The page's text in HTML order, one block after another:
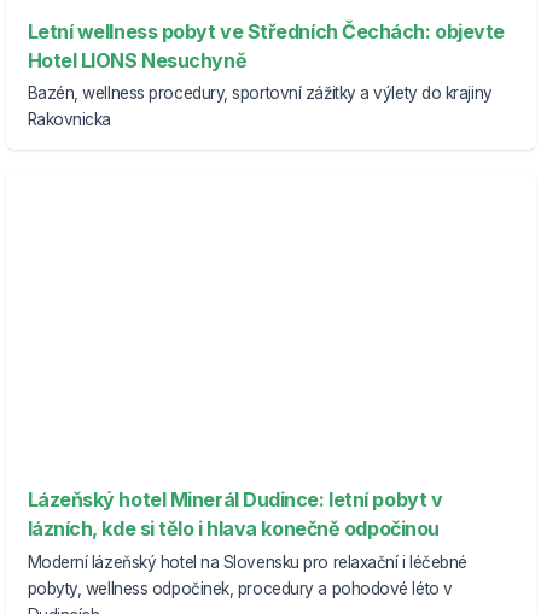
Letní wellness pobyt ve Středních Čechách: objevte
Hotel LIONS Nesuchyně
Bazén, wellness procedury, sportovní zážitky a výlety do krajiny
Rakovnicka
Lázeňský hotel Minerál Dudince: letní pobyt v
lázních, kde si tělo i hlava konečně odpočinou
Moderní lázeňský hotel na Slovensku pro relaxační i léčebné
pobyty, wellness odpočinek, procedury a pohodové léto v